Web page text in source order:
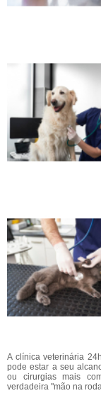
A clínica veterinária
pode estar a seu
ou cirurgias mais
verdadeira "mão na